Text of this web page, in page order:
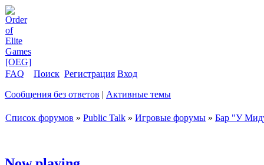
FAQ Поиск Регистрация Вход
Сообщения без ответов | Активные темы
Список форумов » Public Talk » Игровые форумы » Бар "У